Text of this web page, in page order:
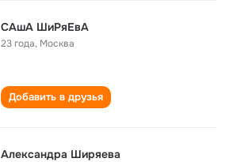
САшА ШиРяЕвА
23 года, Москва
Добавить в друзья
Александра Ширяева